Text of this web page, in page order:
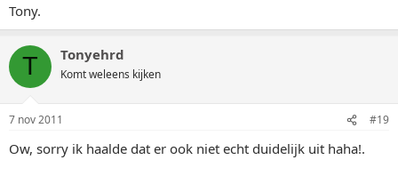
Tony.
T Tonyehrd
Komt weleens kijken
7 nov 2011 #19
Ow, sorry ik haalde dat er ook niet echt duidelijk uit haha!.